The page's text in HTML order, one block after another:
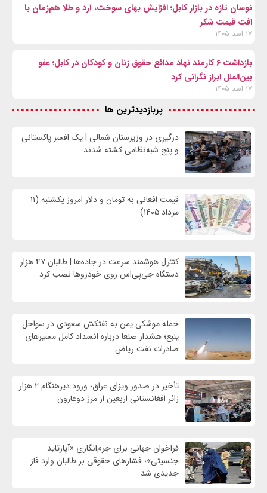
نوسان تازه در بازار کابل؛ افزایش بهای سوخت، آرد و طلا هم‌زمان با
افت قیمت شکر
۱۷ اسد ۱۴۰۵
بازداشت ۶ کارمند نهاد مدافع حقوق زنان و کودکان در کابل؛ عفو
بین‌الملل ابراز نگرانی کرد
۱۷ اسد ۱۴۰۵
پربازدیدترین ها
درگیری در وزیرستان شمالی | یک افسر پاکستانی
و پنج شبه‌نظامی کشته شدند
قیمت افغانی به تومان و دلار امروز یکشنبه (۱۱
مرداد ۱۴۰۵)
کنترل هوشمند سرعت در جاده‌ها | طالبان ۴۷ هزار
دستگاه جی‌پی‌اس روی خودروها نصب کرد
حمله موشکی یمن به نفتکش سعودی در سواحل
ینبع؛ هشدار صنعا درباره انسداد کامل مسیرهای
صادرات نفت ریاض
تأخیر در صدور ویزای عراق؛ ورود دیرهنگام ۲ هزار
زائر افغانستانی اربعین از مرز دوغارون
فراخوان جهانی برای جرم‌انگاری «آپارتاید
جنسیتی»؛ فشارهای حقوقی بر طالبان وارد فاز
جدیدی شد